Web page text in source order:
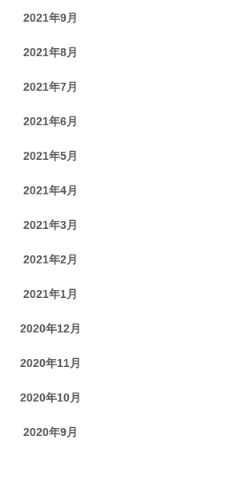
2021年9月
2021年8月
2021年7月
2021年6月
2021年5月
2021年4月
2021年3月
2021年2月
2021年1月
2020年12月
2020年11月
2020年10月
2020年9月